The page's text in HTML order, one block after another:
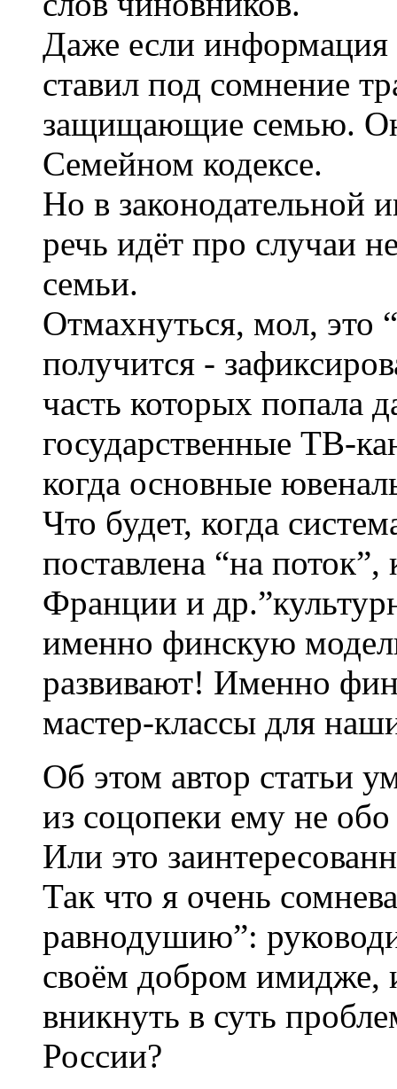
Даже если информация
ставил под сомнение
защищающие семью.
Семейном кодексе.
Но в законодательной
речь идёт про случаи
семьи.
Отмахнуться, мол, это
получится -
часть которых попала
государственные ТВ-
когда основные
Что будет, когда
поставлена “на
Франции и
именно финскую
развивают! Именно
мастер-классы для
Об этом автор статьи
из соцопеки ему не обо
Или это
Так что я очень
равнодушию”:
своём добром имидже,
вникнуть в суть
России?